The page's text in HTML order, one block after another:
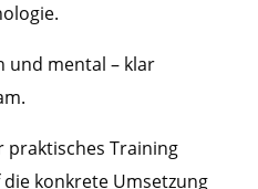
und mental – klar
praktisches Training
konkrete Umsetzung